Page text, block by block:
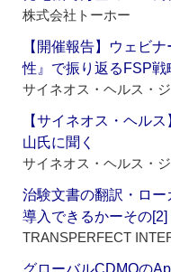
株式会社トーホー
【開催報告】ウェビ
性』で振り返るFSP戦
サイネオス・ヘルス・
【サイネオス・ヘル
山氏に聞く
サイネオス・ヘルス・
治験文書の翻訳・ロ
導入できるかーその[2]
TRANSPERFECT